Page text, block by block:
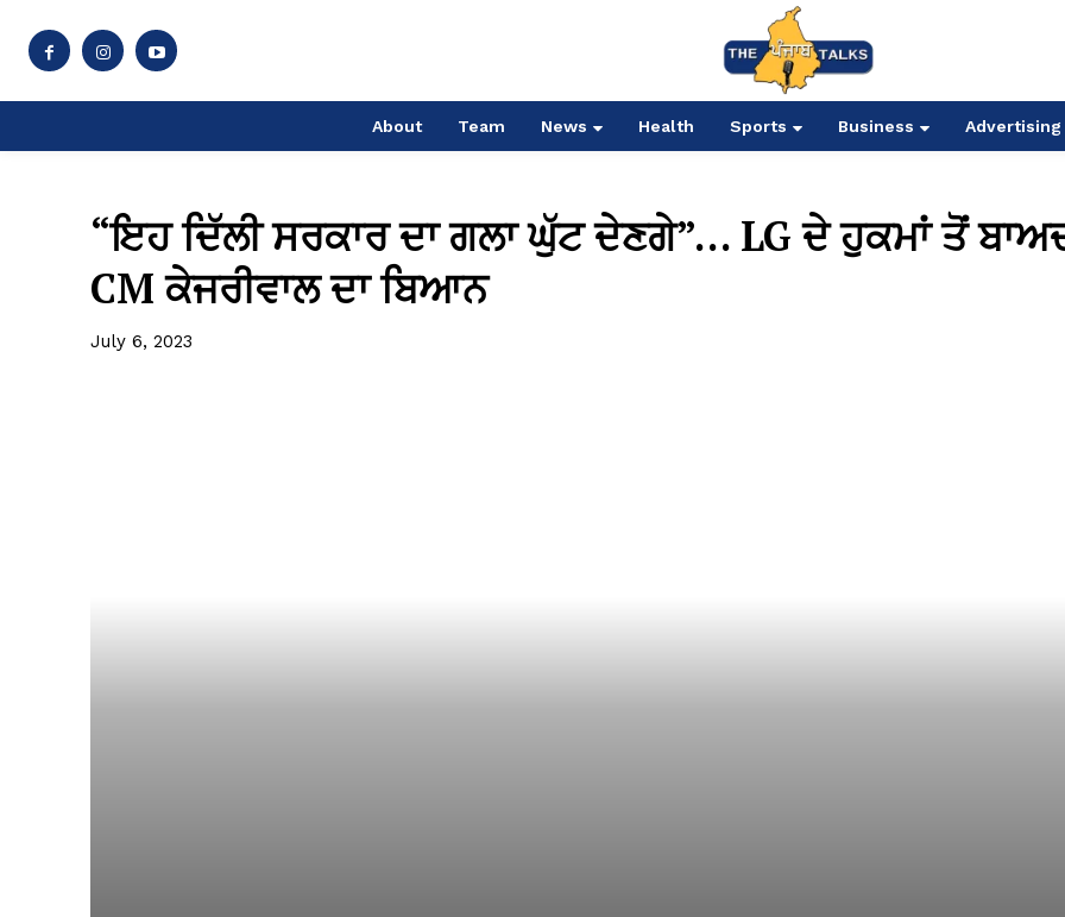
About Team News Health Sports Business Advertising
“ਇਹ ਦਿੱਲੀ ਸਰਕਾਰ ਦਾ ਗਲਾ ਘੁੱਟ ਦੇਣਗੇ”… LG ਦੇ ਹੁਕਮਾਂ ਤੋਂ
CM ਕੇਜਰੀਵਾਲ ਦਾ ਬਿਆਨ
July 6, 2023